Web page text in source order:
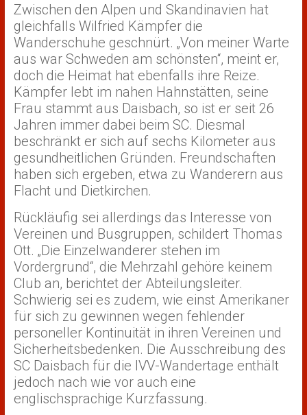
Zwischen den Alpen und Skandinavien hat
gleichfalls Wilfried Kämpfer die
Wanderschuhe geschnürt. „Von meiner Warte
aus war Schweden am schönsten“, meint er,
doch die Heimat hat ebenfalls ihre Reize.
Kämpfer lebt im nahen Hahnstätten, seine
Frau stammt aus Daisbach, so ist er seit 26
Jahren immer dabei beim SC. Diesmal
beschränkt er sich auf sechs Kilometer aus
gesundheitlichen Gründen. Freundschaften
haben sich ergeben, etwa zu Wanderern aus
Flacht und Dietkirchen.
Rückläufig sei allerdings das Interesse von
Vereinen und Busgruppen, schildert Thomas
Ott. „Die Einzelwanderer stehen im
Vordergrund“, die Mehrzahl gehöre keinem
Club an, berichtet der Abteilungsleiter.
Schwierig sei es zudem, wie einst Amerikaner
für sich zu gewinnen wegen fehlender
personeller Kontinuität in ihren Vereinen und
Sicherheitsbedenken. Die Ausschreibung des
SC Daisbach für die IVV-Wandertage enthält
jedoch nach wie vor auch eine
englischsprachige Kurzfassung.